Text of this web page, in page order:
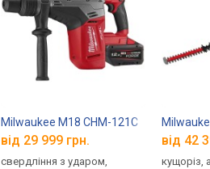
Milwaukee M18 CHM-121C
від 29 999 грн.
свердління з ударом,
від 42
кущоріз,